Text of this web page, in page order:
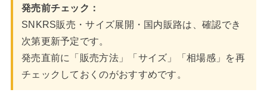
発売前チェック：
SNKRS販売・サイズ展開・国内販路は、確認でき
次第更新予定です。
発売直前に「販売方法」「サイズ」「相場感」を再
チェックしておくのがおすすめです。